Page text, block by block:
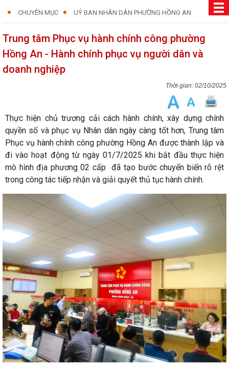
CHUYÊN MỤC UỶ BAN NHÂN DÂN PHƯỜNG HỒNG AN
Trung tâm Phục vụ hành chính công phường
Hồng An - Hành chính phục vụ người dân và
doanh nghiệp
02/10/2025
Thực hiện chủ trương cải cách hành chính, xây dựng chính
quyền số và phục vụ Nhân dân ngày càng tốt hơn, Trung tâm
Phục vụ hành chính công phường Hồng An được thành lập và
đi vào hoạt động từ ngày 01/7/2025 khi bắt đầu thực hiện
mô hình địa phương 02 cấp đã tạo bước chuyển biến rõ rệt
trong công tác tiếp nhận và giải quyết thủ tục hành chính.